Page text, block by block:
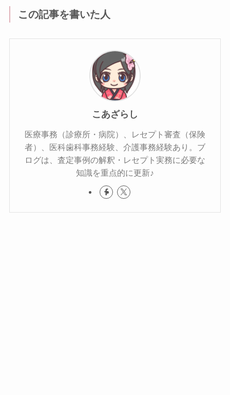
この記事を書いた人
こあざらし
医療事務（診療所・病院）、レセプト審査（保険
者）、医科歯科事務経験、介護事務経験あり。ブ
ログは、査定事例の解釈・レセプト実務に必要な
知識を重点的に更新♪